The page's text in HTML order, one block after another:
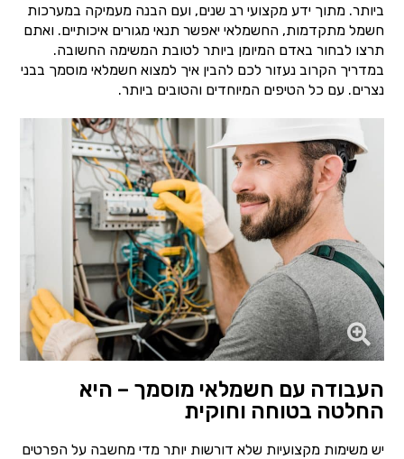
ביותר. מתוך ידע מקצועי רב שנים, ועם הבנה מעמיקה במערכות
חשמל מתקדמות, החשמלאי יאפשר תנאי מגורים איכותיים. ואתם
תרצו לבחור באדם המיומן ביותר לטובת המשימה החשובה.
במדריך הקרוב נעזור לכם להבין איך למצוא חשמלאי מוסמך בבני
נצרים. עם כל הטיפים המיוחדים והטובים ביותר.
העבודה עם חשמלאי מוסמך – היא
החלטה בטוחה וחוקית
יש משימות מקצועיות שלא דורשות יותר מדי מחשבה על הפרטים